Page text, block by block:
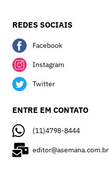
REDES SOCIAIS
Facebook
Instagram
Twitter
ENTRE EM CONTATO
(11)4798-8444
editor@asemana.com.br